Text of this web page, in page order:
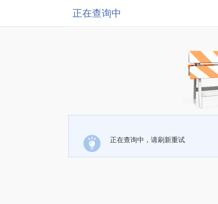
正在查询中
正在查询中，请刷新重试